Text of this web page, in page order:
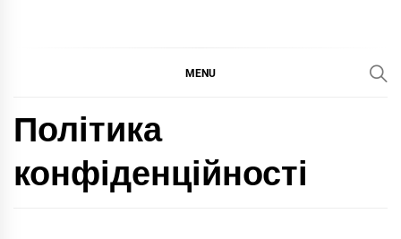
MENU
Політика
конфіденційності